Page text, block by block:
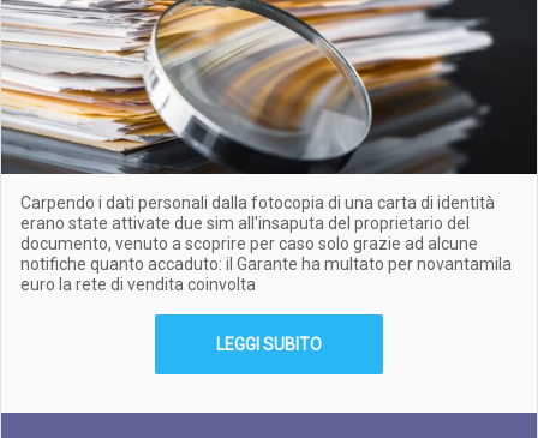
Carpendo i dati personali dalla fotocopia di una carta di identità
erano state attivate due sim all'insaputa del proprietario del
documento, venuto a scoprire per caso solo grazie ad alcune
notifiche quanto accaduto: il Garante ha multato per novantamila
euro la rete di vendita coinvolta
LEGGI SUBITO